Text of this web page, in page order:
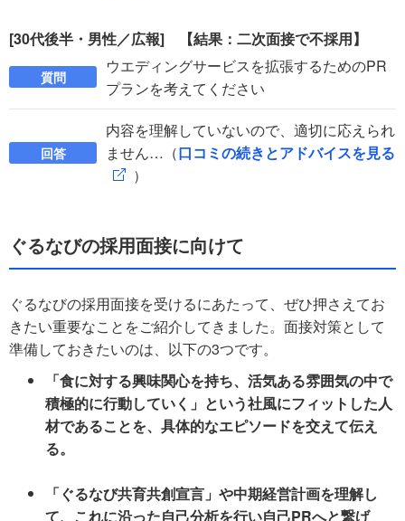
[30代後半・男性／広報] 【結果：二次面接で不採用】
質問
ウエディングサービスを拡張するためのPR
プランを考えてください
回答
内容を理解していないので、適切に応えられ
ません…（口コミの続きとアドバイスを見る
）
ぐるなびの採用面接に向けて
ぐるなびの採用面接を受けるにあたって、ぜひ押さえてお
きたい重要なことをご紹介してきました。面接対策として
準備しておきたいのは、以下の3つです。
「食に対する興味関心を持ち、活気ある雰囲気の中で
積極的に行動していく」という社風にフィットした人
材であることを、具体的なエピソードを交えて伝え
る。
「ぐるなび共育共創宣言」や中期経営計画を理解し
て、これに沿った自己分析を行い自己PRへと繋げ